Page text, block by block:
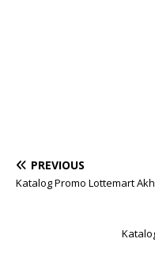
PREVIOUS
Katalog Promo Lottemart